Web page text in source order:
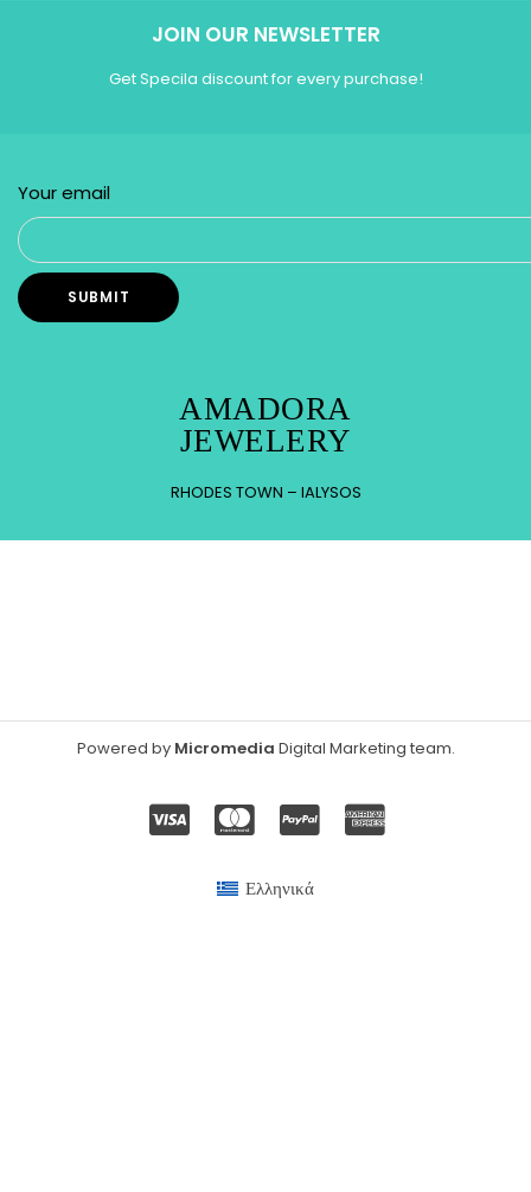
JOIN OUR NEWSLETTER
Get Specila discount for every purchase!
Your email
AMADORA
JEWELERY
RHODES TOWN – IALYSOS
Powered by Micromedia Digital Marketing team.
Ελληνικά